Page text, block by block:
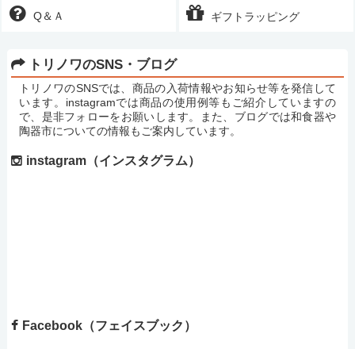
Q＆Ａ ギフトラッピング
トリノワのSNS・ブログ
トリノワのSNSでは、商品の入荷情報やお知らせ等を発信して
います。instagramでは商品の使用例等もご紹介していますの
で、是非フォローをお願いします。また、ブログでは和食器や
陶器市についての情報もご案内しています。
instagram（インスタグラム）
Facebook（フェイスブック）